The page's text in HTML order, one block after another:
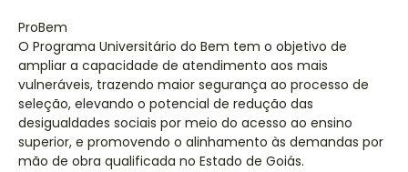
ProBem
O Programa Universitário do Bem tem o objetivo de
ampliar a capacidade de atendimento aos mais
vulneráveis, trazendo maior segurança ao processo de
seleção, elevando o potencial de redução das
desigualdades sociais por meio do acesso ao ensino
superior, e promovendo o alinhamento às demandas por
mão de obra qualificada no Estado de Goiás.